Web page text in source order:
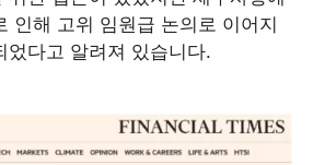
인해 고위 임원급 논의로 이어지
었다고 알려져 있습니다.